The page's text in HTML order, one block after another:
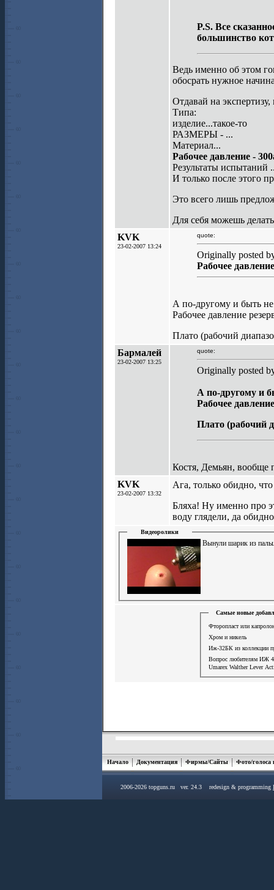
P.S. Все
большинство
Ведь именно об этом
обосрать нужное
Отдавай на
Типа:
изделие...такое-то
РАЗМЕРЫ - ...
Материал...
Рабочее давление -
Результаты испытаний
И только после этого
Это всего лишь
Для себя можешь
KVK
23-02-2007 13:24
quote:
Originally posted
Рабочее
А по-другому и быть
Рабочее давление
Плато (рабочий
Бармалей
23-02-2007 13:25
quote:
Originally posted
А по-другому и
Рабочее
Плато (рабочий
Костя, Демьян, вообще
KVK
23-02-2007 13:32
Ага, только обидно,
Бляха! Ну именно про
воду глядели, да
Видеоролики
Вынули шарик из
Самые новые
Фторопласт или
Хром и никель
Иж-32БК из коллекции
Вопрос любителям ИЖ
Umarex Walther Lever
Начало Документация Фирмы/Сайты Фото/голоса
2006-2026 topguns.ru ver. 24.3 redesign & programming